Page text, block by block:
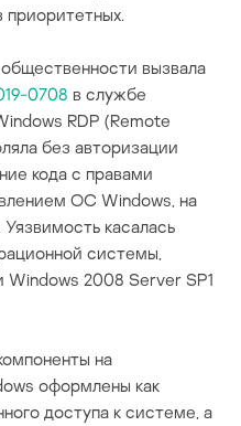
вызвала
0708 в службе
RDP (Remote
без авторизации
кода с правами
ОС Windows, на
касалась
системы,
Windows 2008 Server SP1
на
оформлены как
доступа к системе, а